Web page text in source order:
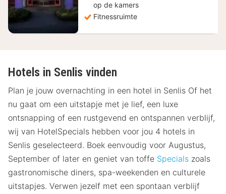
op de kamers
Fitnessruimte
Hotels in Senlis vinden
Plan je jouw overnachting in een hotel in Senlis Of het
nu gaat om een uitstapje met je lief, een luxe
ontsnapping of een rustgevend en ontspannen verblijf,
wij van HotelSpecials hebben voor jou 4 hotels in
Senlis geselecteerd. Boek eenvoudig voor Augustus,
September of later en geniet van toffe Specials zoals
gastronomische diners, spa-weekenden en culturele
uitstapjes. Verwen jezelf met een spontaan verblijf